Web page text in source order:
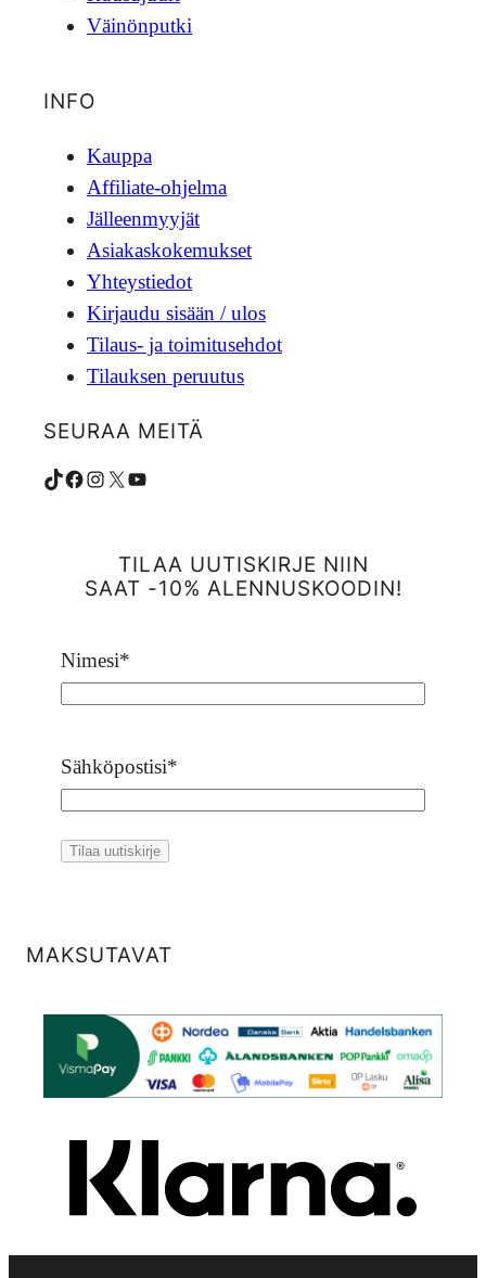
Väinönputki
INFO
Kauppa
Affiliate-ohjelma
Jälleenmyyjät
Asiakaskokemukset
Yhteystiedot
Kirjaudu sisään / ulos
Tilaus- ja toimitusehdot
Tilauksen peruutus
SEURAA MEITÄ
TikTok Facebook Instagram X YouTube
TILAA UUTISKIRJE NIIN
SAAT -10% ALENNUSKOODIN!
Nimesi*
Sähköpostisi*
MAKSUTAVAT